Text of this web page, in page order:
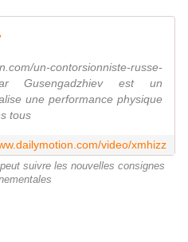
un-contorsionniste-russe-
Gusengadzhiev est un
une performance physique
tous
video/xmhizz
suivre les nouvelles consignes